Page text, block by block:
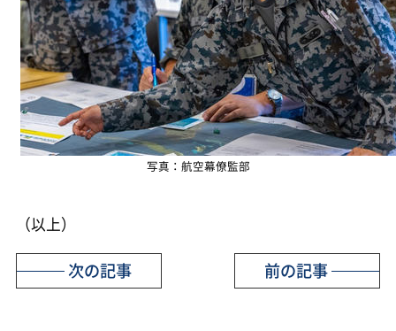
写真：航空幕僚監部
（以上）
前の記事
次の記事